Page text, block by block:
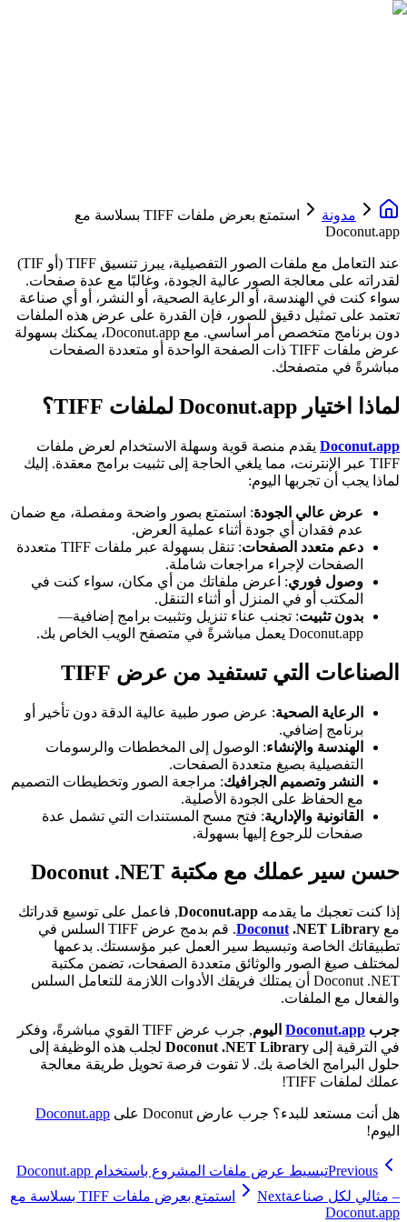
مدونة
استمتع بعرض ملفات TIFF بسلاسة مع
Doconut.app
عند التعامل مع ملفات الصور التفصيلية، يبرز تنسيق TIFF (أو TIF)
لقدراته على معالجة الصور عالية الجودة، وغالبًا مع عدة صفحات.
سواء كنت في الهندسة، أو الرعاية الصحية، أو النشر، أو أي صناعة
تعتمد على تمثيل دقيق للصور، فإن القدرة على عرض هذه الملفات
دون برنامج متخصص أمر أساسي. مع Doconut.app، يمكنك بسهولة
عرض ملفات TIFF ذات الصفحة الواحدة أو متعددة الصفحات
مباشرةً في متصفحك.
لماذا اختيار Doconut.app لملفات TIFF؟
Doconut.app يقدم منصة قوية وسهلة الاستخدام لعرض ملفات
TIFF عبر الإنترنت، مما يلغي الحاجة إلى تثبيت برامج معقدة. إليك
لماذا يجب أن تجربها اليوم:
عرض عالي الجودة: استمتع بصور واضحة ومفصلة، مع ضمان
عدم فقدان أي جودة أثناء عملية العرض.
دعم متعدد الصفحات
: تنقل بسهولة عبر ملفات TIFF متعددة
الصفحات لإجراء مراجعات شاملة.
وصول فوري: اعرض ملفاتك من أي مكان، سواء كنت في
المكتب أو في المنزل أو أثناء التنقل.
بدون تثبيت: تجنب عناء تنزيل وتثبيت برامج إضافية—
Doconut.app يعمل مباشرةً في متصفح الويب الخاص بك.
الصناعات التي تستفيد من عرض TIFF
الرعاية الصحية: عرض صور طبية عالية الدقة دون تأخير أو
برنامج إضافي.
الهندسة والإنشاء: الوصول إلى المخططات والرسومات
التفصيلية بصيغ متعددة الصفحات.
النشر وتصميم الجرافيك: مراجعة الصور وتخطيطات التصميم
مع الحفاظ على الجودة الأصلية.
القانونية والإدارية: فتح مسح المستندات التي تشمل عدة
صفحات للرجوع إليها بسهولة.
حسن سير عملك مع مكتبة Doconut .NET
إذا كنت تعجبك ما يقدمه Doconut.app, فاعمل على توسيع قدراتك
مع
Doconut .NET Library
. قم بدمج عرض TIFF السلس في
تطبيقاتك الخاصة وتبسيط سير العمل عبر مؤسستك. بدعمها
لمختلف صيغ الصور والوثائق متعددة الصفحات، تضمن مكتبة
Doconut .NET أن يمتلك فريقك الأدوات اللازمة للتعامل السلس
والفعال مع الملفات.
جرب Doconut.app اليوم
, جرب عرض TIFF القوي مباشرةً، وفكر
في الترقية إلى Doconut .NET Library لجلب هذه الوظيفة إلى
حلول البرامج الخاصة بك. لا تفوت فرصة تحويل طريقة معالجة
عملك لملفات TIFF!
هل أنت مستعد للبدء؟ جرب عارض Doconut على
Doconut.app
اليوم!
Previous
تبسيط عرض ملفات المشروع باستخدام Doconut.app
– مثالي لكل صناعةNext
استمتع بعرض ملفات TIFF بسلاسة مع
Doconut.app